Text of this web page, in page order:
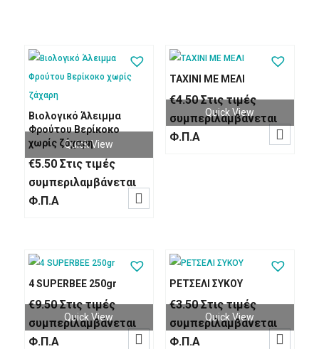
Βιολογικό Άλειμμα
Φρούτου Βερίκοκο
χωρίς ζάχαρη
€5.50 Στις τιμές
συμπεριλαμβάνεται
Φ.Π.Α
Quick View

ΤΑΧΙΝΙ ΜΕ ΜΕΛΙ
€4.50 Στις τιμές
συμπεριλαμβάνεται
Φ.Π.Α
Quick View

4 SUPERΒΕΕ 250gr
€9.50 Στις τιμές
συμπεριλαμβάνεται
Φ.Π.Α
Quick View

ΡΕΤΣΕΛΙ ΣΥΚΟΥ
€3.50 Στις τιμές
συμπεριλαμβάνεται
Φ.Π.Α
Quick View
